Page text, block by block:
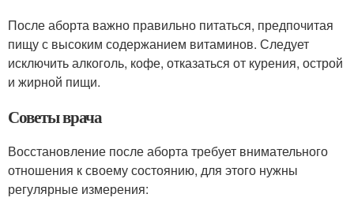
После аборта важно правильно питаться, предпочитая
пищу с высоким содержанием витаминов. Следует
исключить алкоголь, кофе, отказаться от курения, острой
и жирной пищи.
Советы врача
Восстановление после аборта требует внимательного
отношения к своему состоянию, для этого нужны
регулярные измерения: